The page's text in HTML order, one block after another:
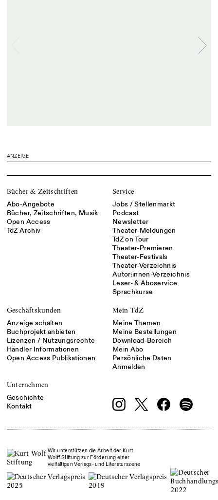
ANZEIGE
Bücher & Zeitschriften
Abo-Angebote
Bücher, Zeitschriften, Musik
Open Access
TdZ Archiv
Service
Jobs / Stellenmarkt
Podcast
Newsletter
Theater-Meldungen
TdZ on Tour
Theater-Premieren
Theater-Festivals
Theater-Verzeichnis
Autor:innen-Verzeichnis
Leser- & Aboservice
Sprachkurse
Geschäftskunden
Anzeige schalten
Buchprojekt anbieten
Lizenzen / Nutzungsrechte
Händler Informationen
Open Access Publikationen
Mein TdZ
Meine Themen
Meine Bestellungen
Download-Bereich
Mein Abo
Persönliche Daten
Anmelden
Unternehmen
Geschichte
Kontakt
Wir unterstützen die Arbeit der Kurt
Wolff Stiftung zur Förderung einer
vielfältigen Verlags- und Literaturszene